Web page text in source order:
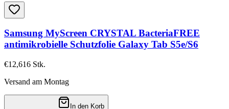
Samsung MyScreen CRYSTAL BacteriaFREE
antimikrobielle Schutzfolie Galaxy Tab S5e/S6
€12,616 Stk.
Versand am Montag
In den Korb